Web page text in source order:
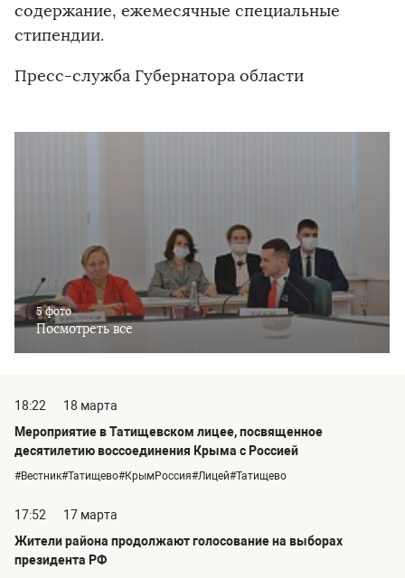
содержание, ежемесячные специальные
стипендии.
Пресс-служба Губернатора области
5 фото
Посмотреть все
18:22
18 марта
Мероприятие в Татищевском лицее, посвященное
десятилетию воссоединения Крыма с Россией
#Вестник#Татищево#КрымРоссия#Лицей#Татищево
17:52
17 марта
Жители района продолжают голосование на выборах
президента РФ